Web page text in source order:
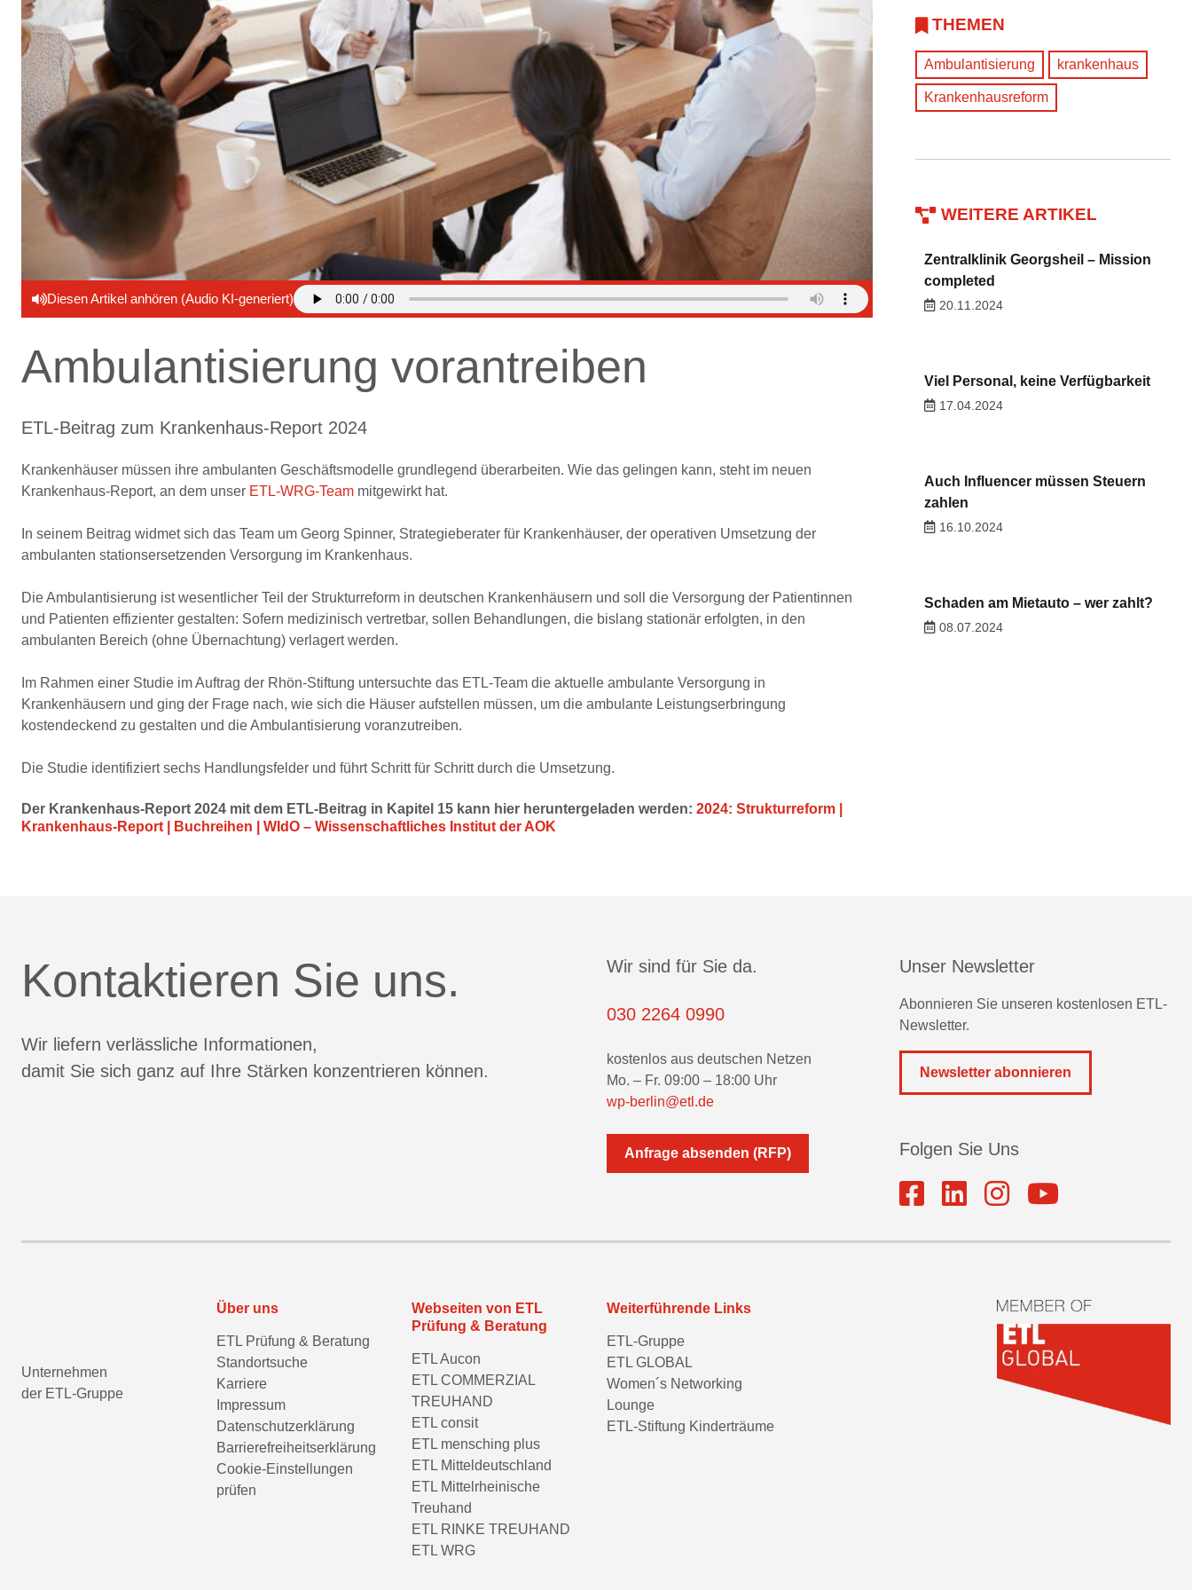
Diesen Artikel anhören (Audio KI-generiert)
Ambulantisierung vorantreiben
ETL-Beitrag zum Krankenhaus-Report 2024
Krankenhäuser müssen ihre ambulanten Geschäftsmodelle grundlegend überarbeiten. Wie das gelingen kann, steht im neuen
Krankenhaus-Report, an dem unser ETL-WRG-Team mitgewirkt hat.
In seinem Beitrag widmet sich das Team um Georg Spinner, Strategieberater für Krankenhäuser, der operativen Umsetzung der
ambulanten stationsersetzenden Versorgung im Krankenhaus.
Die Ambulantisierung ist wesentlicher Teil der Strukturreform in deutschen Krankenhäusern und soll die Versorgung der Patientinnen
und Patienten effizienter gestalten: Sofern medizinisch vertretbar, sollen Behandlungen, die bislang stationär erfolgten, in den
ambulanten Bereich (ohne Übernachtung) verlagert werden.
Im Rahmen einer Studie im Auftrag der Rhön-Stiftung untersuchte das ETL-Team die aktuelle ambulante Versorgung in
Krankenhäusern und ging der Frage nach, wie sich die Häuser aufstellen müssen, um die ambulante Leistungserbringung
kostendeckend zu gestalten und die Ambulantisierung voranzutreiben.
Die Studie identifiziert sechs Handlungsfelder und führt Schritt für Schritt durch die Umsetzung.
Der Krankenhaus-Report 2024 mit dem ETL-Beitrag in Kapitel 15 kann hier heruntergeladen werden: 2024: Strukturreform |
Krankenhaus-Report | Buchreihen | WIdO – Wissenschaftliches Institut der AOK
THEMEN
Ambulantisierung krankenhaus
Krankenhausreform
WEITERE ARTIKEL
Zentralklinik Georgsheil – Mission
completed
20.11.2024
Viel Personal, keine Verfügbarkeit
17.04.2024
Auch Influencer müssen Steuern
zahlen
16.10.2024
Schaden am Mietauto – wer zahlt?
08.07.2024
Kontaktieren Sie uns.
Wir liefern verlässliche Informationen,
damit Sie sich ganz auf Ihre Stärken konzentrieren können.
Wir sind für Sie da.
030 2264 0990
kostenlos aus deutschen Netzen
Mo. – Fr. 09:00 – 18:00 Uhr
wp-berlin@etl.de
Anfrage absenden (RFP)
Unser Newsletter
Abonnieren Sie unseren kostenlosen ETL-
Newsletter.
Newsletter abonnieren
Folgen Sie Uns
Unternehmen
der ETL-Gruppe
Über uns
ETL Prüfung & Beratung
Standortsuche
Karriere
Impressum
Datenschutzerklärung
Barrierefreiheitserklärung
Cookie-Einstellungen
prüfen
Webseiten von ETL
Prüfung & Beratung
ETL Aucon
ETL COMMERZIAL
TREUHAND
ETL consit
ETL mensching plus
ETL Mitteldeutschland
ETL Mittelrheinische
Treuhand
ETL RINKE TREUHAND
ETL WRG
Weiterführende Links
ETL-Gruppe
ETL GLOBAL
Women´s Networking
Lounge
ETL-Stiftung Kinderträume